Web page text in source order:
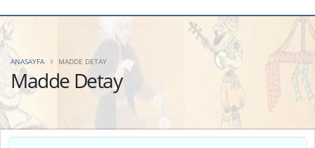
Madde Detay
ANASAYFA MADDE DETAY